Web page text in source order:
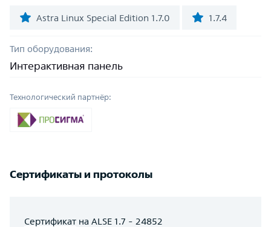
Astra Linux Special Edition 1.7.0 1.7.4
Тип оборудования:
Интерактивная панель
Технологический партнёр:
Сертификаты и протоколы
Сертификат на ALSE 1.7 - 24852